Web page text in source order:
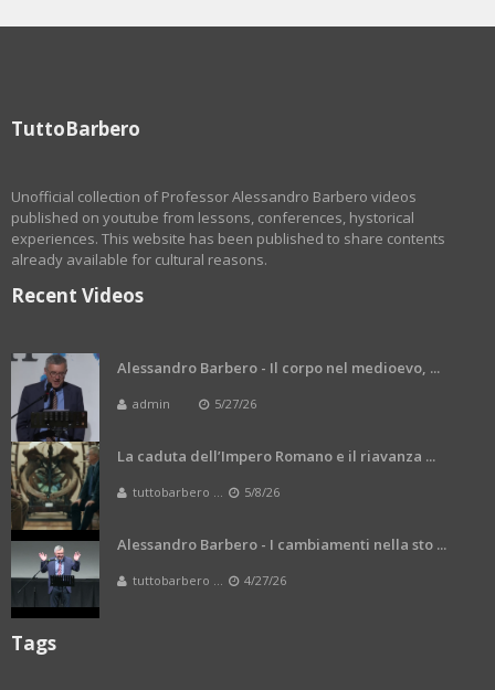
TuttoBarbero
Unofficial collection of Professor Alessandro Barbero videos
published on youtube from lessons, conferences, hystorical
experiences. This website has been published to share contents
already available for cultural reasons.
Recent Videos
Alessandro Barbero - Il corpo nel medioevo, ...
admin 5/27/26
La caduta dell’Impero Romano e il riavanza ...
tuttobarbero ... 5/8/26
Alessandro Barbero - I cambiamenti nella sto ...
tuttobarbero ... 4/27/26
Tags